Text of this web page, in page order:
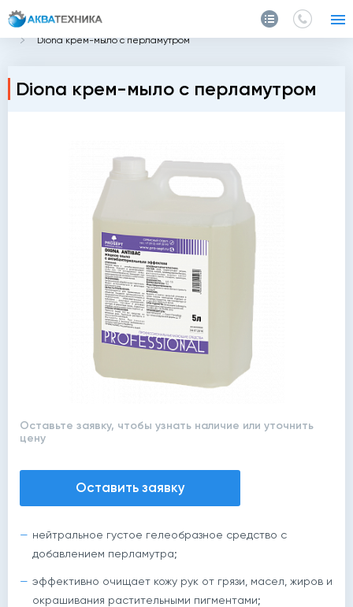
Главная Каталог
Diona крем-мыло с перламутром
Diona крем-мыло с перламутром
Оставьте заявку, чтобы узнать наличие или уточнить
цену
Оставить заявку
нейтральное густое гелеобразное средство с
добавлением перламутра;
эффективно очищает кожу рук от грязи, масел, жиров и
окрашивания растительными пигментами;